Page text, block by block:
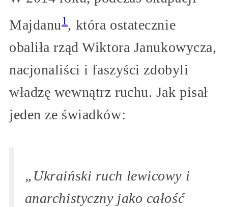
Majdanu1 , która ostatecznie
obaliła rząd Wiktora Janukowycza,
nacjonaliści i faszyści zdobyli
władzę wewnątrz ruchu. Jak pisał
jeden ze świadków:
„Ukraiński ruch lewicowy i
anarchistyczny jako całość